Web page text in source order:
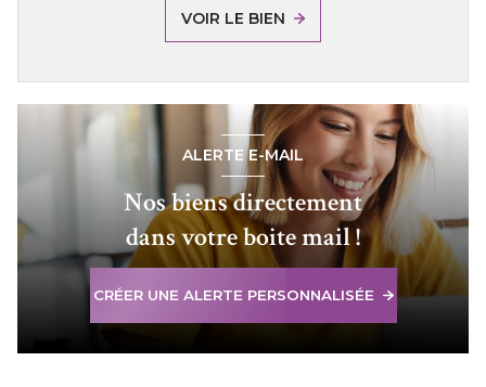
VOIR LE BIEN
ALERTE E-MAIL
Nos biens directement
dans votre boite mail !
CRÉER UNE ALERTE PERSONNALISÉE